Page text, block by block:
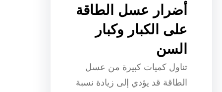
أضرار عسل الطاقة
على الكبار وكبار
السن
تناول كميات كبيرة من عسل
الطاقة قد يؤدي إلى زيادة نسبة